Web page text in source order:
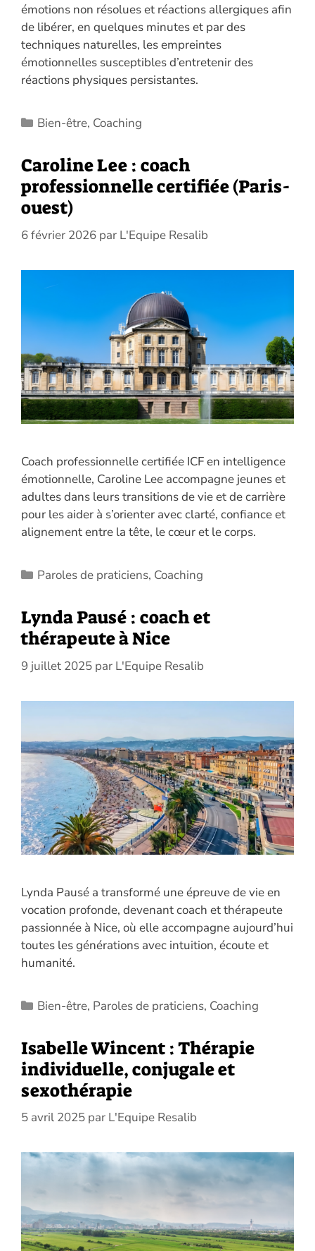
émotions non résolues et réactions allergiques afin
de libérer, en quelques minutes et par des
techniques naturelles, les empreintes
émotionnelles susceptibles d’entretenir des
réactions physiques persistantes.
Catégories
Bien-être, Coaching
Caroline Lee : coach
professionnelle certifiée (Paris-
ouest)
6 février 2026 par L'Equipe Resalib
Coach professionnelle certifiée ICF en intelligence
émotionnelle, Caroline Lee accompagne jeunes et
adultes dans leurs transitions de vie et de carrière
pour les aider à s’orienter avec clarté, confiance et
alignement entre la tête, le cœur et le corps.
Catégories
Paroles de praticiens, Coaching
Lynda Pausé : coach et
thérapeute à Nice
9 juillet 2025 par L'Equipe Resalib
Lynda Pausé a transformé une épreuve de vie en
vocation profonde, devenant coach et thérapeute
passionnée à Nice, où elle accompagne aujourd’hui
toutes les générations avec intuition, écoute et
humanité.
Catégories
Bien-être, Paroles de praticiens, Coaching
Isabelle Wincent : Thérapie
individuelle, conjugale et
sexothérapie
5 avril 2025 par L'Equipe Resalib